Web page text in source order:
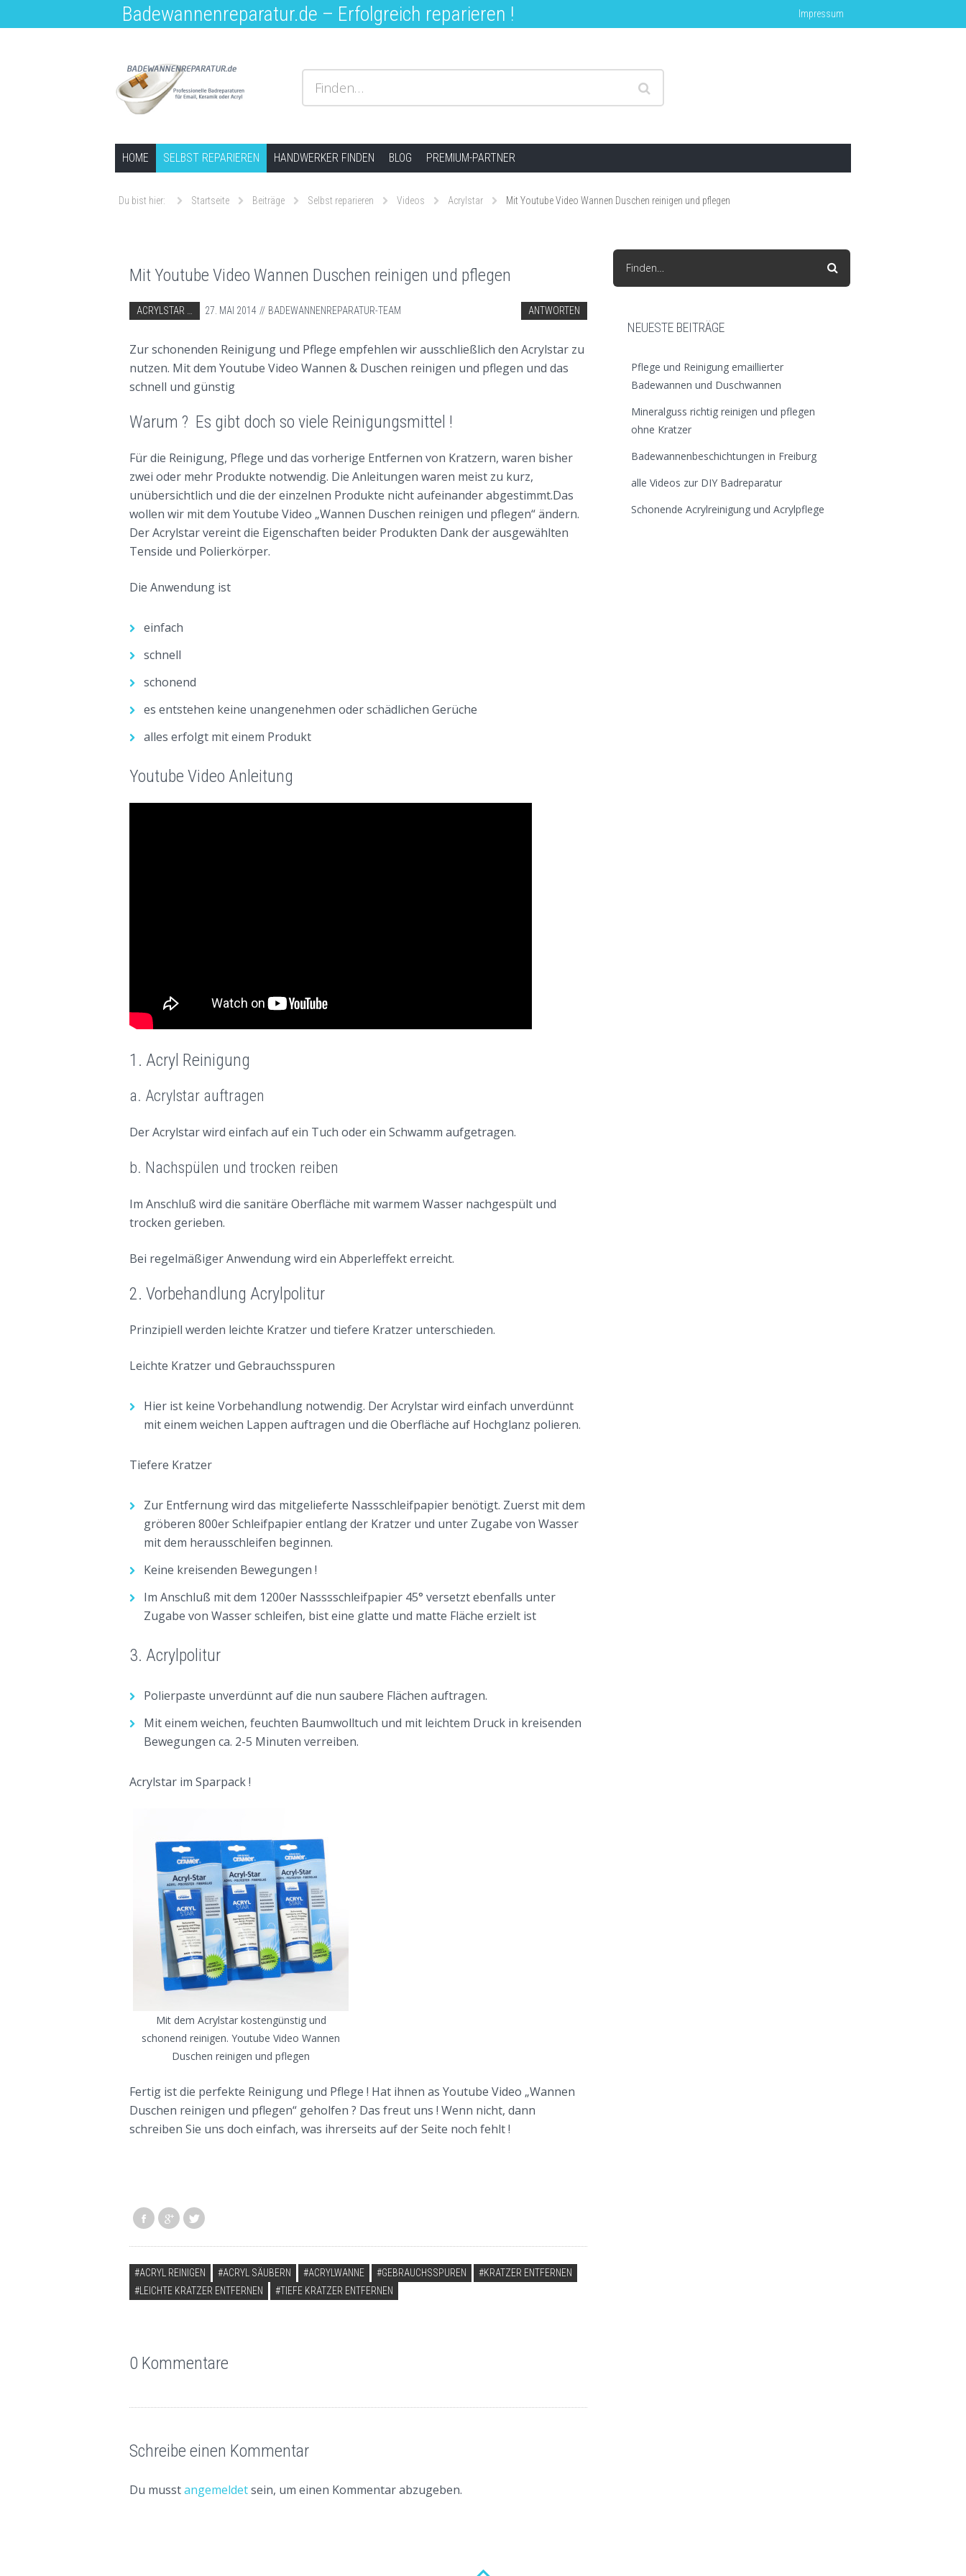
Badewannenreparatur.de – Erfolgreich reparieren ! Impressum
Finden…
HOME SELBST REPARIEREN HANDWERKER FINDEN BLOG PREMIUM-PARTNER
Du bist hier: Startseite Beiträge Selbst reparieren Videos Acrylstar Mit Youtube Video Wannen Duschen reinigen und pflegen
Mit Youtube Video Wannen Duschen reinigen und pflegen
ABGELEGT IN:
ACRYLSTAR
VIDEOS
27. MAI 2014 BADEWANNENREPARATUR-TEAM ANTWORTEN
Zur schonenden Reinigung und Pflege empfehlen wir ausschließlich den Acrylstar zu
nutzen. Mit dem Youtube Video Wannen & Duschen reinigen und pflegen und das
schnell und günstig
Warum ? Es gibt doch so viele Reinigungsmittel !
Für die Reinigung, Pflege und das vorherige Entfernen von Kratzern, waren bisher
zwei oder mehr Produkte notwendig. Die Anleitungen waren meist zu kurz,
unübersichtlich und die der einzelnen Produkte nicht aufeinander abgestimmt.Das
wollen wir mit dem Youtube Video „Wannen Duschen reinigen und pflegen“ ändern.
Der Acrylstar vereint die Eigenschaften beider Produkten Dank der ausgewählten
Tenside und Polierkörper.
Die Anwendung ist
einfach
schnell
schonend
es entstehen keine unangenehmen oder schädlichen Gerüche
alles erfolgt mit einem Produkt
Youtube Video Anleitung
1. Acryl Reinigung
a. Acrylstar auftragen
Der Acrylstar wird einfach auf ein Tuch oder ein Schwamm aufgetragen.
b. Nachspülen und trocken reiben
Im Anschluß wird die sanitäre Oberfläche mit warmem Wasser nachgespült und
trocken gerieben.
Bei regelmäßiger Anwendung wird ein Abperleffekt erreicht.
2. Vorbehandlung Acrylpolitur
Prinzipiell werden leichte Kratzer und tiefere Kratzer unterschieden.
Leichte Kratzer und Gebrauchsspuren
Hier ist keine Vorbehandlung notwendig. Der Acrylstar wird einfach unverdünnt
mit einem weichen Lappen auftragen und die Oberfläche auf Hochglanz polieren.
Tiefere Kratzer
Zur Entfernung wird das mitgelieferte Nassschleifpapier benötigt. Zuerst mit dem
gröberen 800er Schleifpapier entlang der Kratzer und unter Zugabe von Wasser
mit dem herausschleifen beginnen.
Keine kreisenden Bewegungen !
Im Anschluß mit dem 1200er Nasssschleifpapier 45° versetzt ebenfalls unter
Zugabe von Wasser schleifen, bist eine glatte und matte Fläche erzielt ist
3. Acrylpolitur
Polierpaste unverdünnt auf die nun saubere Flächen auftragen.
Mit einem weichen, feuchten Baumwolltuch und mit leichtem Druck in kreisenden
Bewegungen ca. 2-5 Minuten verreiben.
Acrylstar im Sparpack !
Mit dem Acrylstar kostengünstig und
schonend reinigen. Youtube Video Wannen
Duschen reinigen und pflegen
Fertig ist die perfekte Reinigung und Pflege ! Hat ihnen as Youtube Video „Wannen
Duschen reinigen und pflegen“ geholfen ? Das freut uns ! Wenn nicht, dann
schreiben Sie uns doch einfach, was ihrerseits auf der Seite noch fehlt !
VERSCHLAGWORTET
ACRYL REINIGEN ACRYL SÄUBERN ACRYLWANNE GEBRAUCHSSPUREN
KRATZER ENTFERNEN
LEICHTE KRATZER ENTFERNEN
TIEFE KRATZER ENTFERNEN
0 Kommentare
Schreibe einen Kommentar
Du musstangemeldetsein, um einen Kommentar abzugeben.
Finden…
NEUESTE BEITRÄGE
Pflege und Reinigung emaillierter
Badewannen und Duschwannen
Mineralguss richtig reinigen und pflegen
ohne Kratzer
Badewannenbeschichtungen in Freiburg
alle Videos zur DIY Badreparatur
Schonende Acrylreinigung und Acrylpflege